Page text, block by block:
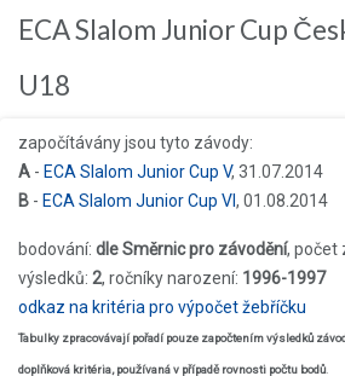
ECA Slalom Junior Cup
U18
započítávány jsou tyto závody:
A - ECA Slalom Junior Cup V, 31.07.2014
B - ECA Slalom Junior Cup VI, 01.08.2014
bodování: dle Směrnic pro závodění, počet
výsledků: 2, ročníky narození: 1996-1997
odkaz na kritéria pro výpočet žebříčku
Tabulky zpracovávají pořadí pouze započtením výsledků
doplňková kritéria, používaná v případě rovnosti počtu bodů.